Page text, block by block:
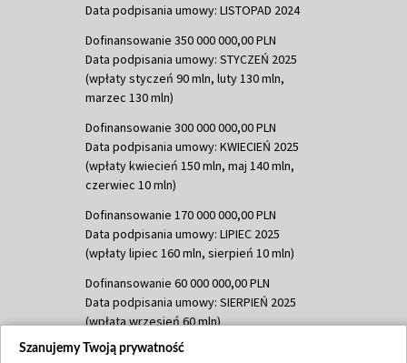
Data podpisania umowy: LISTOPAD 2024
Dofinansowanie 350 000 000,00 PLN
Data podpisania umowy: STYCZEŃ 2025
(wpłaty styczeń 90 mln, luty 130 mln,
marzec 130 mln)
Dofinansowanie 300 000 000,00 PLN
Data podpisania umowy: KWIECIEŃ 2025
(wpłaty kwiecień 150 mln, maj 140 mln,
czerwiec 10 mln)
Dofinansowanie 170 000 000,00 PLN
Data podpisania umowy: LIPIEC 2025
(wpłaty lipiec 160 mln, sierpień 10 mln)
Dofinansowanie 60 000 000,00 PLN
Data podpisania umowy: SIERPIEŃ 2025
(wpłata wrzesień 60 mln)
Dofinansowanie 635 783 051,21 PLN
Szanujemy Twoją prywatność